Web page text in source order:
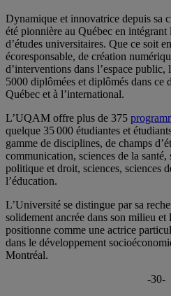
Dynamique et innovatrice depuis sa
été pionnière au Québec en
d’études universitaires. Que ce soit
écoresponsable, de création
d’interventions dans l’espace
5000 diplômées et diplômés dans ce
Québec et à l’international.
L’UQAM offre plus de 375
quelque 35 000 étudiantes et
gamme de disciplines, de champs
communication, sciences de la santé,
politique et droit, sciences, sciences
l’éducation.
L’Université se distingue par sa
solidement ancrée dans son milieu et
positionne comme une actrice
dans le développement
Montréal.
-30-